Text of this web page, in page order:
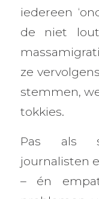
iedereen
de niet
ze
stemmen,
tokkies.
Pas als
journalisten
– én